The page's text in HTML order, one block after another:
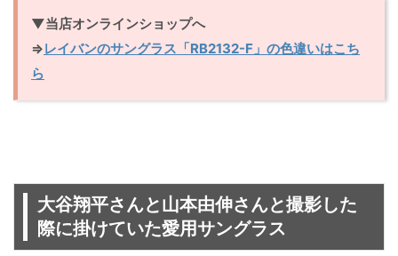
▼当店オンラインショップへ
⇒レイバンのサングラス「RB2132-F」の色違いはこち
ら
大谷翔平さんと山本由伸さんと撮影した
際に掛けていた愛用サングラス